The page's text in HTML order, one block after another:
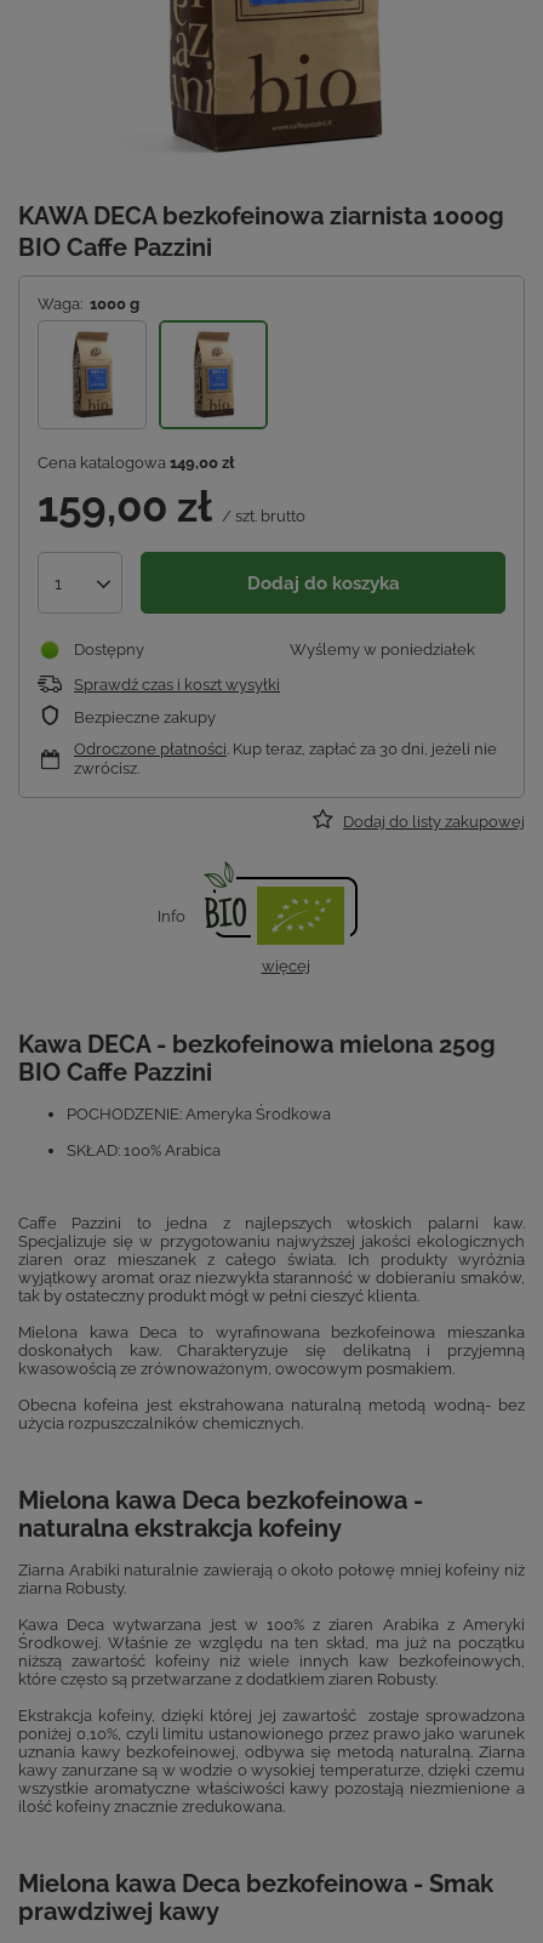
KAWA DECA bezkofeinowa ziarnista 1000g
BIO Caffe Pazzini
Waga: 1000 g
Cena katalogowa 149,00 zł
159,00 zł / szt. brutto
1 Dodaj do koszyka
Wyślemy w poniedziałek
Dostępny
Sprawdź czas i koszt wysyłki
Bezpieczne zakupy
Odroczone płatności. Kup teraz, zapłać za 30 dni, jeżeli nie
zwrócisz.
Dodaj do listy zakupowej
Info
więcej
Kawa DECA - bezkofeinowa mielona 250g
BIO Caffe Pazzini
POCHODZENIE: Ameryka Środkowa
SKŁAD: 100% Arabica
Caffe Pazzini to jedna z najlepszych włoskich palarni kaw.
Specjalizuje się w przygotowaniu najwyższej jakości ekologicznych
ziaren oraz mieszanek z całego świata. Ich produkty wyróżnia
wyjątkowy aromat oraz niezwykła staranność w dobieraniu smaków,
tak by ostateczny produkt mógł w pełni cieszyć klienta.
Mielona kawa Deca to wyrafinowana bezkofeinowa mieszanka
doskonałych kaw. Charakteryzuje się delikatną i przyjemną
kwasowością ze zrównoważonym, owocowym posmakiem.
Obecna kofeina jest ekstrahowana naturalną metodą wodną- bez
użycia rozpuszczalników chemicznych.
Mielona kawa Deca bezkofeinowa -
naturalna ekstrakcja kofeiny
Ziarna Arabiki naturalnie zawierają o około połowę mniej kofeiny niż
ziarna Robusty.
Kawa Deca wytwarzana jest w 100% z ziaren Arabika z Ameryki
Środkowej. Właśnie ze względu na ten skład, ma już na początku
niższą zawartość kofeiny niż wiele innych kaw bezkofeinowych,
które często są przetwarzane z dodatkiem ziaren Robusty.
Ekstrakcja kofeiny, dzięki której jej zawartość zostaje sprowadzona
poniżej 0,10%, czyli limitu ustanowionego przez prawo jako warunek
uznania kawy bezkofeinowej, odbywa się metodą naturalną. Ziarna
kawy zanurzane są w wodzie o wysokiej temperaturze, dzięki czemu
wszystkie aromatyczne właściwości kawy pozostają niezmienione a
ilość kofeiny znacznie zredukowana.
Mielona kawa Deca bezkofeinowa - Smak
prawdziwej kawy